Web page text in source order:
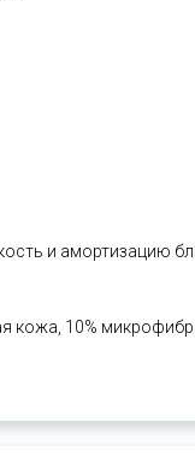
и амортизацию
кожа, 10%